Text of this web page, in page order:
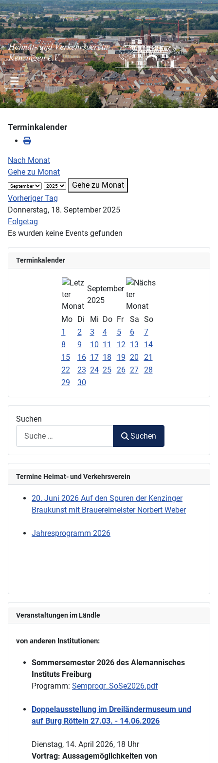
Terminkalender
September
2025
Mo Di Mi Do Fr Sa So
1
2 3 4 5 6
7
8
9 10 11 12 13
14
15
16 17 18 19 20
21
22
23 24 25 26 27
28
29
30
Suchen
Suchen
Termine Heimat- und Verkehrsverein
20. Juni 2026 Auf den Spuren der Kenzinger
Braukunst mit Brauereimeister Norbert Weber
Jahresprogramm 2026
Veranstaltungen im Ländle
von anderen Institutionen:
Sommersemester 2026 des Alemannisches
Instituts Freiburg
Programm: Semprogr_SoSe2026.pdf
Doppelausstellung im Dreiländermuseum und
auf Burg Rötteln 27.03. - 14.06.2026
Dienstag, 14. April 2026, 18 Uhr
Vortrag: Aussagemöglichkeiten von
Terminkalender
Nach Monat
Gehe zu Monat
Gehe zu Monat
Vorheriger Tag
Donnerstag, 18. September 2025
Folgetag
Es wurden keine Events gefunden